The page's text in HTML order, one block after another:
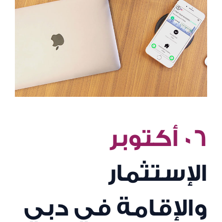
٠٦ أكتوبر
الإستثمار
والإقامة في دبي